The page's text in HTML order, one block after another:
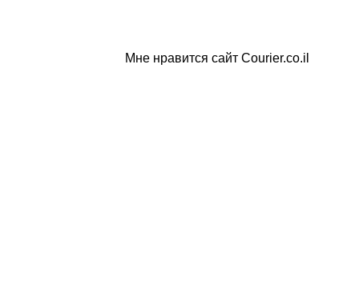
Мне нравится сайт Courier.co.il